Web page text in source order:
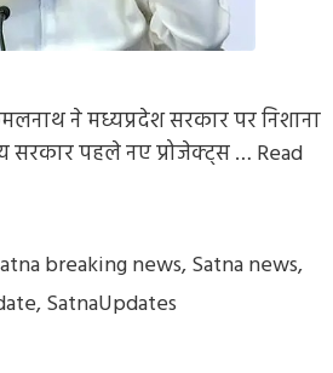
ने मध्यप्रदेश सरकार पर निशाना
सरकार पहले नए प्रोजेक्ट्स … Read
breaking news,Satna news,
,SatnaUpdates